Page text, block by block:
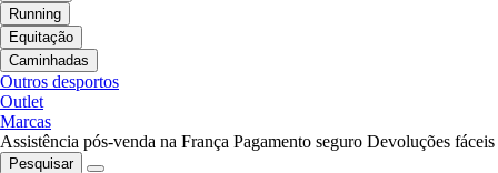
Running
Equitação
Caminhadas
Outros desportos
Outlet
Marcas
Assistência pós-venda na França Pagamento seguro Devoluções fáceis
Pesquisar